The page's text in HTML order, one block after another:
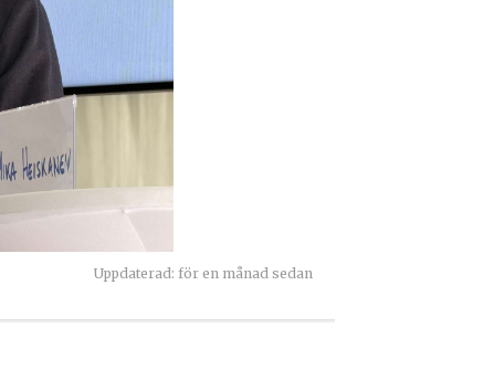
Uppdaterad: för en månad sedan